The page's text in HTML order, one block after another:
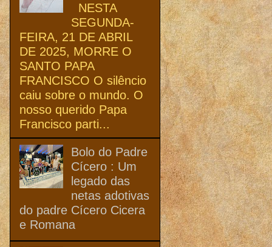
NESTA
SEGUNDA-
FEIRA, 21 DE ABRIL
DE 2025, MORRE O
SANTO PAPA
FRANCISCO O silêncio
caiu sobre o mundo. O
nosso querido Papa
Francisco parti...
Bolo do Padre
Cícero : Um
legado das
netas adotivas
do padre Cícero Cicera
e Romana